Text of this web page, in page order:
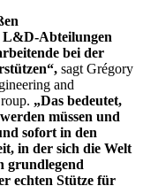
L&D-Abteilungen
bei der
sagt Grégory
and
„Das bedeutet,
müssen und
sofort in den
in der sich die Welt
grundlegend
echten Stütze für